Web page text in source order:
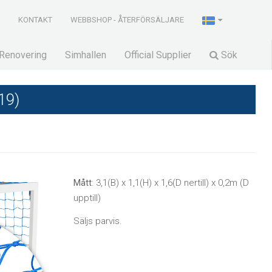
KONTAKT WEBBSHOP - ÅTERFÖRSÄLJARE
Simhallen Official Supplier Sök
Mått: 3,1(B) x 1,1(H) x 1,6(D nertill) x 0,2m (D
upptill)
Säljs parvis.